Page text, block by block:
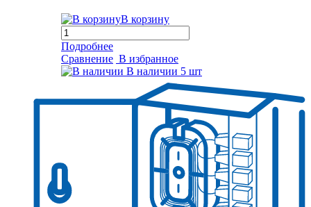
В корзину
Подробнее
Сравнение В избранное
В наличии 5 шт